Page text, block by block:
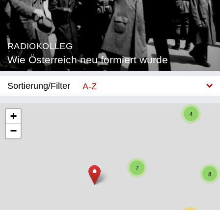
RADIOKOLLEG
Wie Österreich neu formiert wurde
Sortierung/Filter
A-Z
Kärnten
7
4
8
+
−